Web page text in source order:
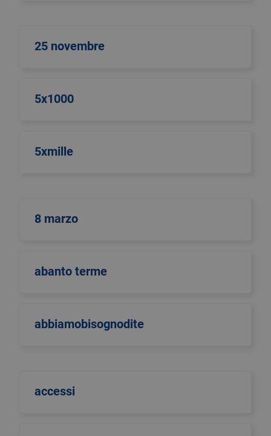
25 novembre
5x1000
5xmille
8 marzo
abanto terme
abbiamobisognodite
accessi